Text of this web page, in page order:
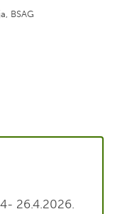
BSAG
26.4.2026.